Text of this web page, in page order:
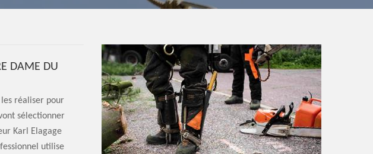
DAME DU
réaliser pour
sélectionner
Karl Elagage
utilise